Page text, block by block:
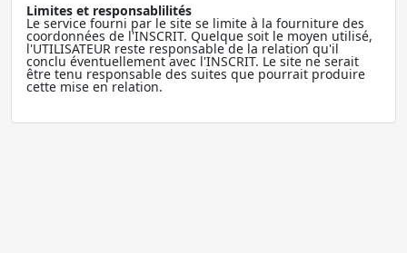
Limites et responsablilités
Le service fourni par le site se limite à la fourniture des
coordonnées de l'INSCRIT. Quelque soit le moyen utilisé,
l'UTILISATEUR reste responsable de la relation qu'il
conclu éventuellement avec l'INSCRIT. Le site ne serait
être tenu responsable des suites que pourrait produire
cette mise en relation.